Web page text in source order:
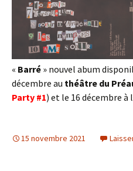
« Barré » nouvel abum
décembre au théâtre du
Party #1) et le 16 décembre à
15 novembre 2021